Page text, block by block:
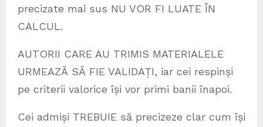
precizate mai sus NU VOR FI LUATE ÎN
CALCUL.
AUTORII CARE AU TRIMIS MATERIALELE
URMEAZĂ SĂ FIE VALIDAȚI, iar cei respinși
pe criterii valorice își vor primi banii înapoi.
Cei admiși TREBUIE să precizeze clar cum își